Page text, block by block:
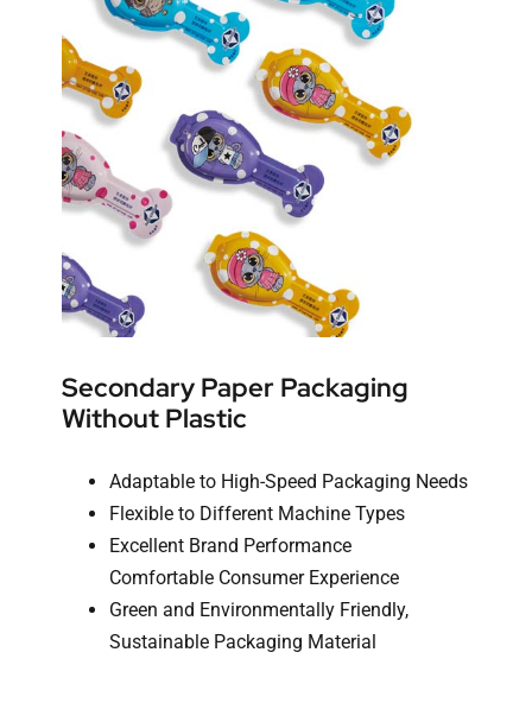
Secondary Paper Packaging
Without Plastic
Adaptable to High-Speed Packaging Needs
Flexible to Different Machine Types
Excellent Brand Performance
Comfortable Consumer Experience
Green and Environmentally Friendly,
Sustainable Packaging Material